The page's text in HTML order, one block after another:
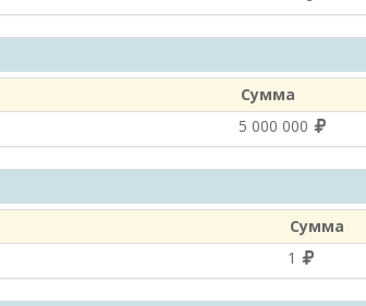
Сумма
5 000 000
Сумма
1